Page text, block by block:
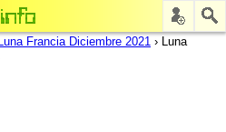
Luna Francia Diciembre 2021 › Luna